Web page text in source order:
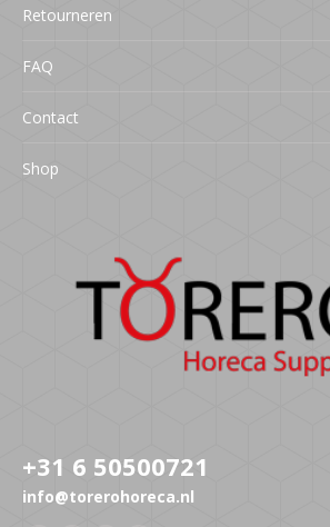
Retourneren
FAQ
Contact
Shop
+31 6 50500721
info@torerohoreca.nl